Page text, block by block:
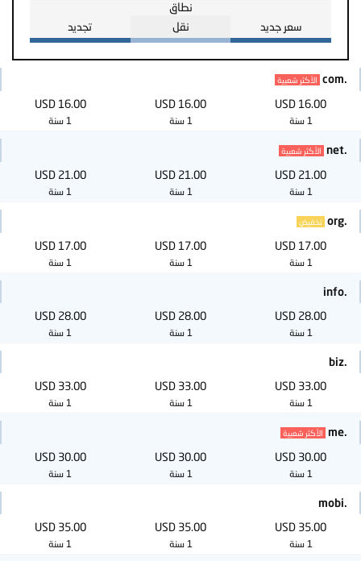
نطاق
سعر جديد
نقل تجديد
.com الأكثر شعبية
16.00 USD
1 سنة
16.00 USD
1 سنة
16.00 USD
1 سنة
.net الأكثر شعبية
21.00 USD
1 سنة
21.00 USD
1 سنة
21.00 USD
1 سنة
.org تخفيض
17.00 USD
1 سنة
17.00 USD
1 سنة
17.00 USD
1 سنة
.info
28.00 USD
1 سنة
28.00 USD
1 سنة
28.00 USD
1 سنة
.biz
33.00 USD
1 سنة
33.00 USD
1 سنة
33.00 USD
1 سنة
.me الأكثر شعبية
30.00 USD
1 سنة
30.00 USD
1 سنة
30.00 USD
1 سنة
.mobi
35.00 USD
1 سنة
35.00 USD
1 سنة
35.00 USD
1 سنة